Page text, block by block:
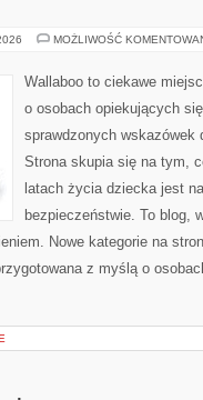
MOŻLIWOŚĆ
Wallaboo to ciekawe
o osobach opiekujących
sprawdzonych wskazówek
Strona skupia się na tym,
latach życia dziecka jest
bezpieczeństwie. To blog,
Nowe kategorie na
z myślą o